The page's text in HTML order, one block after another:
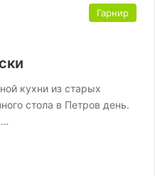
Гарнир
кухни из старых
стола в Петров день.